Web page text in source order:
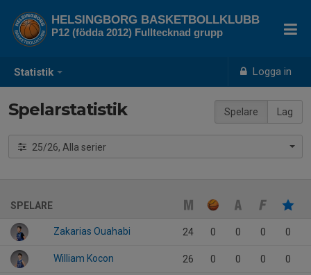
Statistik Logga in
HELSINGBORG BASKETBOLLKLUBB
P12 (födda 2012) Fulltecknad grupp
Spelare Lag
Spelarstatistik
25/26, Alla serier
SPELARE
Zakarias Ouahabi 24 0 0 0 0
William Kocon 26 0 0 0 0